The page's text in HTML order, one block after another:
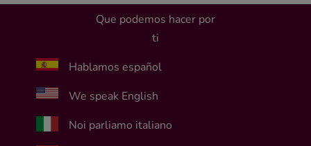
Que podemos hacer por
ti
Hablamos español
We speak English
Noi parliamo italiano